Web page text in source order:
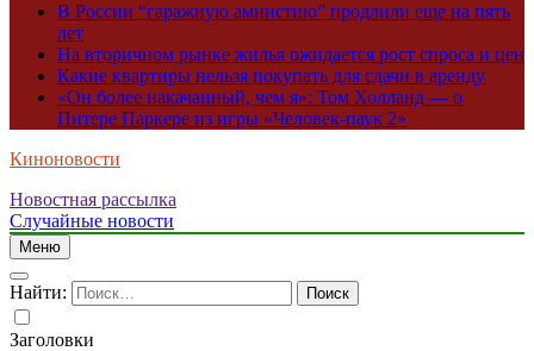
В России “гаражную амнистию” продлили еще на пять
лет
На вторичном рынке жилья ожидается рост спроса и цен
Какие квартиры нельзя покупать для сдачи в аренду
«Он более накачанный, чем я»: Том Холланд — о
Питере Паркере из игры «Человек-паук 2»
Киноновости
Новостная рассылка
Случайные новости
Меню
Найти:
Заголовки